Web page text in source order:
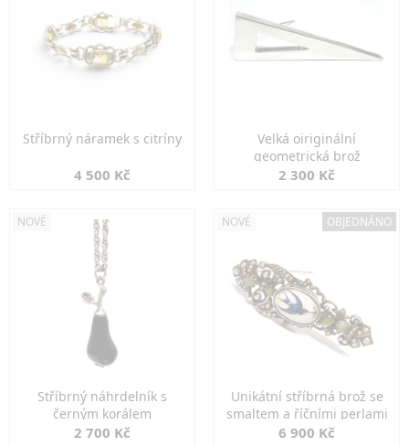
Stříbrný náramek s citríny
4 500 Kč
Velká oiriginální
geometrická brož
2 300 Kč
NOVÉ
Stříbrný náhrdelník s
černým korálem
2 700 Kč
NOVÉ OBJEDNÁNO
Unikátní stříbrná brož se
smaltem a říčními perlami
6 900 Kč